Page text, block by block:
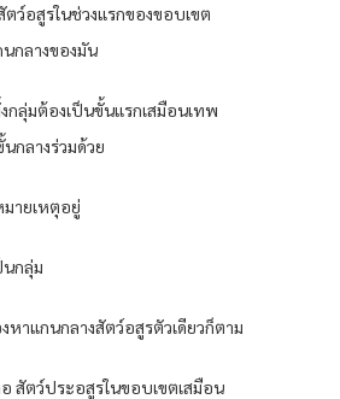
ว์อสูรในช่วงแรกของขอบเขต
นกลางของมัน
กลุ่มต้องเป็นขั้นแรกเสมือนเทพ
กลางร่วมด้วย
ายเหตุอยู่
กลุ่ม
หาแกนกลางสัตว์อสูรตัวเดียวก็ตาม
สัตว์ประอสูรในขอบเขตเสมือน